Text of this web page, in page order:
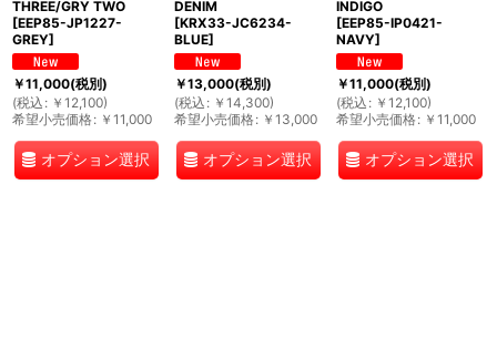
THREE/GRY TWO
[EEP85-JP1227-
GREY]
￥11,000(税別)
(税込 : ￥ 12,100)
希望小売価格: ￥ 11,000
オプション選択
DENIM
[KRX33-JC6234-
BLUE]
￥13,000(税別)
(税込 : ￥ 14,300)
希望小売価格: ￥ 13,000
オプション選択
INDIGO
[EEP85-IP0421-
NAVY]
￥11,000(税別)
(税込 : ￥ 12,100)
希望小売価格: ￥ 11,000
オプション選択